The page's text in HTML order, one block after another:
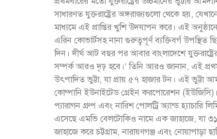
সাধারণত যুক্তরাষ্ট্রের অঙ্গরাজ্যগুলো থেকে হয়,
মাধ্যমে এই প্রাপ্তির খুশি উদযাপন করে। এই অনুষ্ঠানে
এরিন কোভার্টসহ নানা গুরুত্বপূর্ণ ব্যক্তিবর্গ
দিন। দীর্ঘ আট বছর পর আবার বাংলাদেশে
সম্পর্ক আরও দৃঢ় হবে।’ তিনি আরও জানান, এই
উৎপাদিত ভুট্টা, যা প্রায় ৫৭ হাজার টন। এই ভুট্টা
কোম্পানি ইউনাইটেড গ্রেইন করপোরেশন
প্যারাগন গ্রুপ এবং নারিশ পোলট্রি অ্যান্ড
এসেছে এমভি বেলটোকিও নামে এক জাহাজে, যা
জাহাজে করে চট্টগ্রাম, নারায়ণগঞ্জ এবং নোয়াপাড়া